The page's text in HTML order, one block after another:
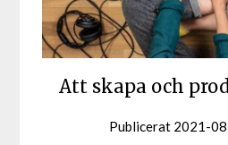
Att skapa och
Publicerat 2021-